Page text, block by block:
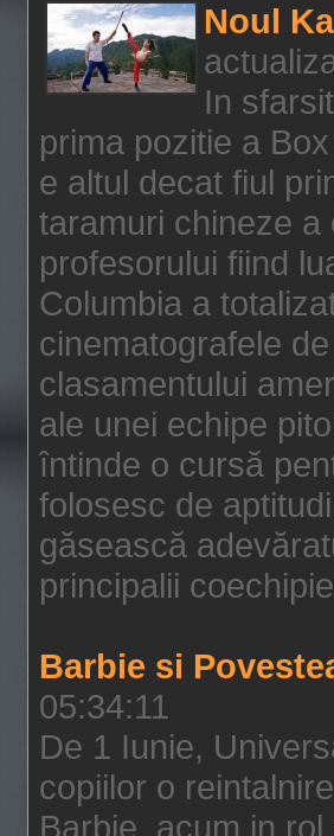
Noul
In
prima pozitie a
e altul decat fiul
taramuri chineze a
profesorului fiind
Columbia a
cinematografele
clasamentului
ale unei echipe
întinde o cursă
folosesc de
găsească
principalii
Barbie si
05:34:11
De 1 Iunie,
copiilor o
Barbie, acum in